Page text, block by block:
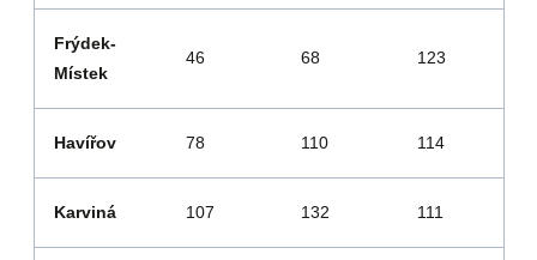
Frýdek-
Místek
46 68 123
Havířov 78 110 114
Karviná 107 132 111